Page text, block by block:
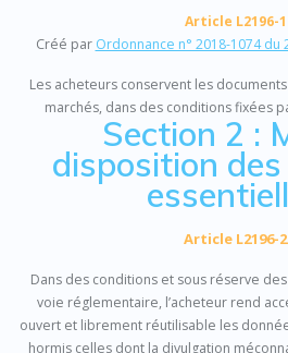
Article L2196-1
Créé par Ordonnance n° 2018-1074 du
Les acheteurs conservent les
marchés, dans des conditions fixées
Section 2 :
disposition
Article L2196-2
Dans des conditions et sous réserve
voie réglementaire, l’acheteur rend
ouvert et librement réutilisable les
hormis celles dont la divulgation